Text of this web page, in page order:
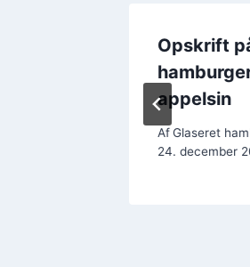
Opskrift
appelsin
AfGlaseret
24. december